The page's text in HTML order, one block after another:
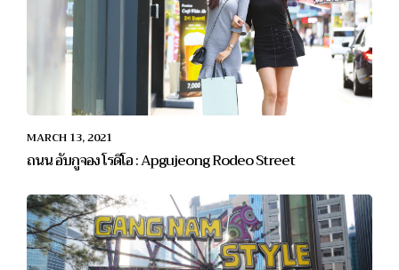
MARCH 13, 2021
ถนน อับกูจอง โรดีโอ : Apgujeong Rodeo Street